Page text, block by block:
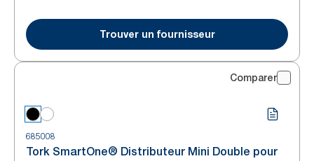
Trouver un fournisseur
Comparer
685008
Tork SmartOne® Distributeur Mini Double pour